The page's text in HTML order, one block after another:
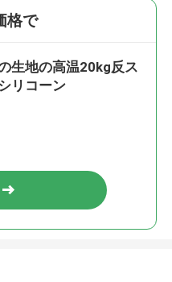
格で
生地の高温20kg反ス
リコーン